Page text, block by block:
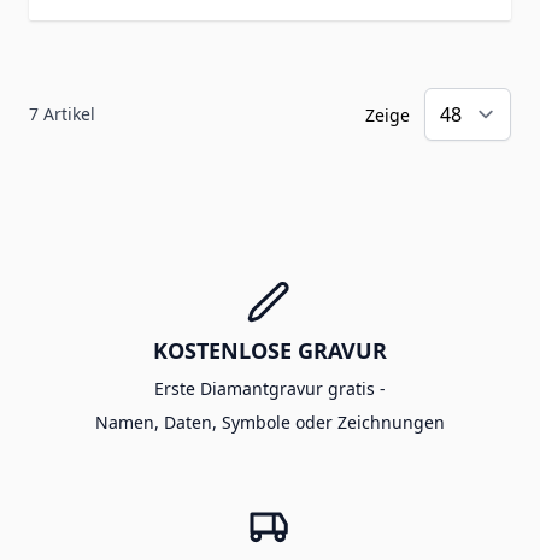
7 Artikel Zeige
KOSTENLOSE GRAVUR
Erste Diamantgravur gratis -
Namen, Daten, Symbole oder Zeichnungen